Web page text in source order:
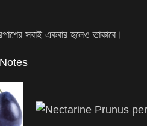
সবাই একবার হলেও তাকাবে।